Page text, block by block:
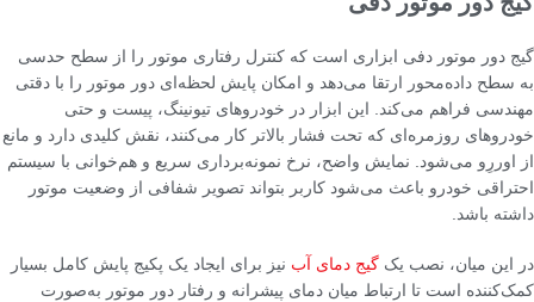
گیج دور موتور دفی ابزاری است که کنترل رفتاری موتور را از سطح حدسی
به سطح داده‌محور ارتقا می‌دهد و امکان پایش لحظه‌ای دور موتور را با دقتی
مهندسی فراهم می‌کند. این ابزار در خودروهای تیونینگ، پیست و حتی
خودروهای روزمره‌ای که تحت فشار بالاتر کار می‌کنند، نقش کلیدی دارد و مانع
از اوررِو می‌شود. نمایش واضح، نرخ نمونه‌برداری سریع و هم‌خوانی با سیستم
احتراقی خودرو باعث می‌شود کاربر بتواند تصویر شفافی از وضعیت موتور
داشته باشد.
در این میان، نصب یک گیج دمای آب نیز برای ایجاد یک پکیج پایش کامل بسیار
کمک‌کننده است تا ارتباط میان دمای پیشرانه و رفتار دور موتور به‌صورت